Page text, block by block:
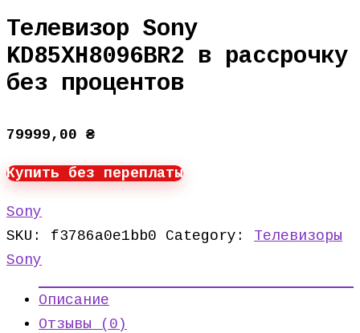
Телевизор Sony
KD85XH8096BR2 в рассрочку
без процентов
79999,00 ₴
Купить без переплаты
Sony
SKU: f3786a0e1bb0 Category: Телевизоры
Sony
Описание
Отзывы (0)